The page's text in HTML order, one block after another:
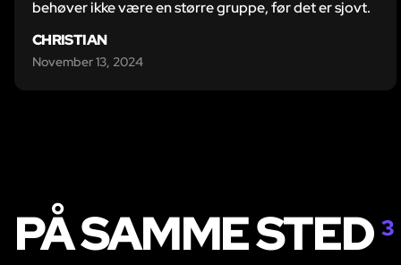
behøver ikke være en større gruppe, før det er sjovt.
CHRISTIAN
November 13, 2024
PÅ SAMME STED 3